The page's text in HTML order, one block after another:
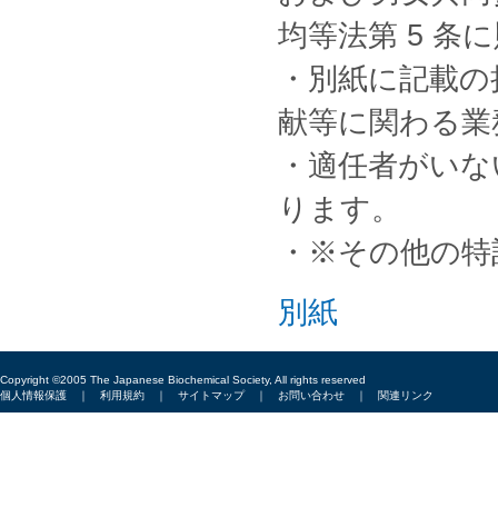
均等法第 5 条
・別紙に記載
献等に関わる
・適任者がい
ります。
・※その他の
別紙
Copyright ©2005 The Japanese Biochemical Society, All rights reserved
個人情報保護 ｜ 利用規約 ｜ サイトマップ｜ お問い合わせ ｜ 関連リンク